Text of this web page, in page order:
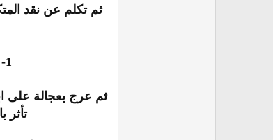
ثم تكلم عن نقد
1- الجانب الهدمي : تحدث فيه عن انتقادات ابن تيمية للمنطق في أهم مباحثه ومصدر حجج ابن تيمية...
ثم عرج بعجالة على
تأثر